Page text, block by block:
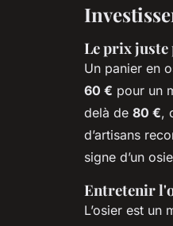
Le prix
Un panier en
60 € pour un
delà de 80 €,
d’artisans
signe d’un
Entretenir
L’osier est un